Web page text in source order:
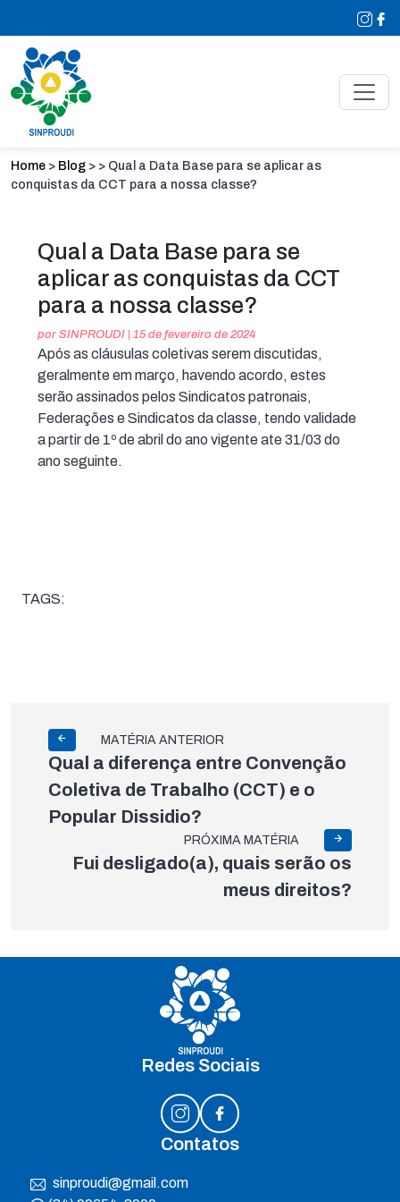
Home > Blog > > Qual a Data Base para se aplicar as
conquistas da CCT para a nossa classe?
Qual a Data Base para se
aplicar as conquistas da CCT
para a nossa classe?
por SINPROUDI | 15 de fevereiro de 2024
Após as cláusulas coletivas serem discutidas,
geralmente em março, havendo acordo, estes
serão assinados pelos Sindicatos patronais,
Federações e Sindicatos da classe, tendo validade
a partir de 1º de abril do ano vigente ate 31/03 do
ano seguinte.
TAGS:
MATÉRIA ANTERIOR
Qual a diferença entre Convenção
Coletiva de Trabalho (CCT) e o
Popular Dissidio?
PRÓXIMA MATÉRIA
Fui desligado(a), quais serão os
meus direitos?
Redes Sociais
Contatos
sinproudi@gmail.com